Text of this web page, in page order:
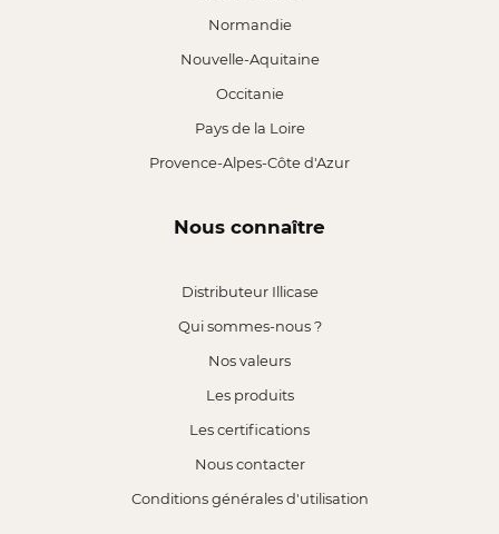
Normandie
Nouvelle-Aquitaine
Occitanie
Pays de la Loire
Provence-Alpes-Côte d'Azur
Nous connaître
Distributeur Illicase
Qui sommes-nous ?
Nos valeurs
Les produits
Les certifications
Nous contacter
Conditions générales d'utilisation